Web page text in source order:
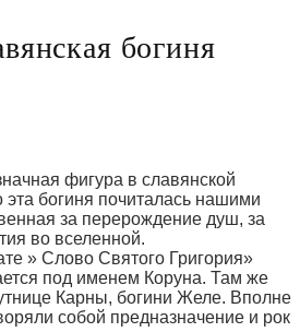
богиня
фигура в славянской
богиня почиталась нашими
за перерождение душ, за
во вселенной.
» Слово Святого Григория»
под именем Коруна. Там же
Карны, богини Желе. Вполне
собой предназначение и рок